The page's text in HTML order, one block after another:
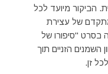
הביקור מיועד לכל
של עצירת
בסרט "סיפורו של
השמנים הזניים תוך
זן.